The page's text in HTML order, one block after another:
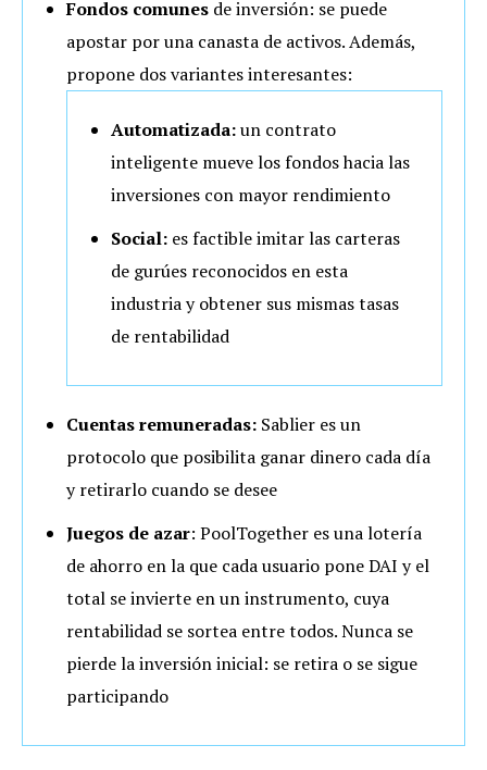
Fondos comunes de inversión: se puede
apostar por una canasta de activos. Además,
propone dos variantes interesantes:
Automatizada:un contrato
inteligente mueve los fondos hacia las
inversiones con mayor rendimiento
Social: es factible imitar las carteras
de gurúes reconocidos en esta
industria y obtener sus mismas tasas
de rentabilidad
Cuentas remuneradas: Sablier es un
protocolo que posibilita ganar dinero cada día
y retirarlo cuando se desee
Juegos de azar: PoolTogether es una lotería
de ahorro en la que cada usuario pone DAI y el
total se invierte en un instrumento, cuya
rentabilidad se sortea entre todos. Nunca se
pierde la inversión inicial: se retira o se sigue
participando